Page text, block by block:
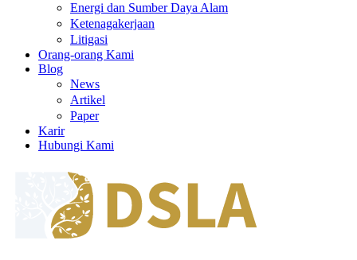
Energi dan Sumber Daya Alam
Ketenagakerjaan
Litigasi
Orang-orang Kami
Blog
News
Artikel
Paper
Karir
Hubungi Kami